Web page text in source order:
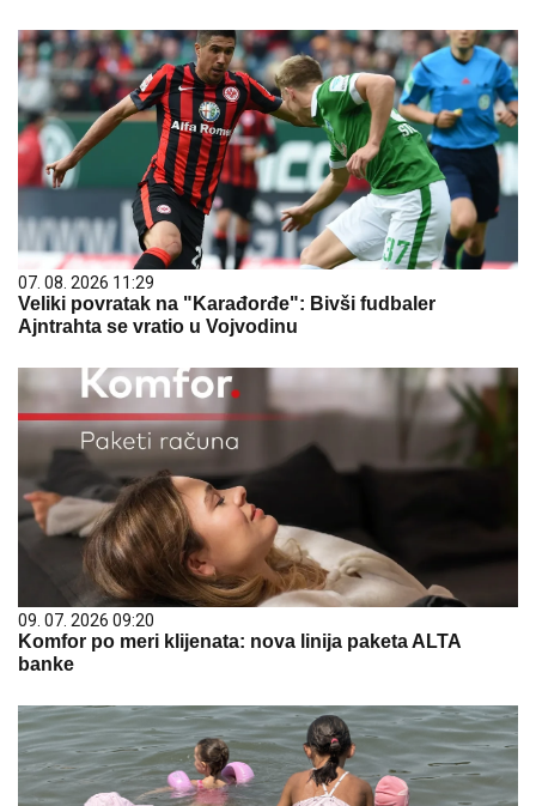
07. 08. 2026 11:29
Veliki povratak na "Karađorđe": Bivši fudbaler
Ajntrahta se vratio u Vojvodinu
09. 07. 2026 09:20
Komfor po meri klijenata: nova linija paketa ALTA
banke